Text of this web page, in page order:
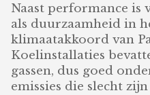
Naast performance is
als duurzaamheid in
klimaatakkoord van
Koelinstallaties
gassen, dus goed
emissies die slecht